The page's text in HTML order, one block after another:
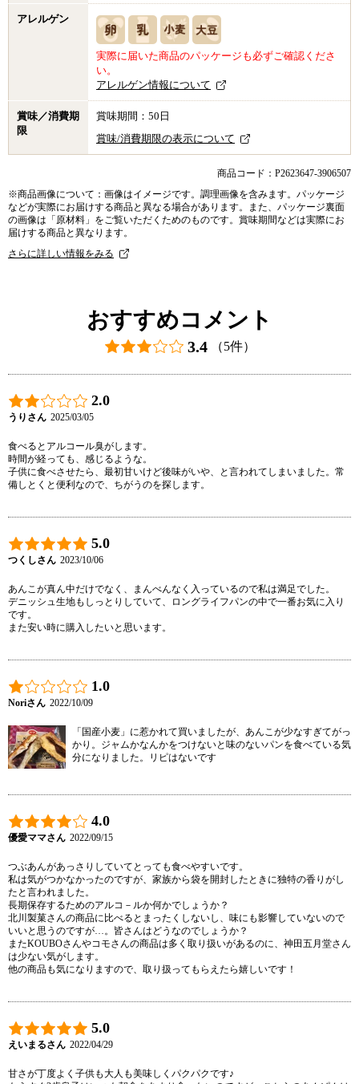
アレルゲン
実際に届いた商品のパッケージも必ずご確認くださ
い。
アレルゲン情報について
賞味／消費期
限
賞味期間：50日
賞味/消費期限の表示について
商品コード：P2623647-3906507
※商品画像について：画像はイメージです。調理画像を含みます。パッケージ
などが実際にお届けする商品と異なる場合があります。また、パッケージ裏面
の画像は「原材料」をご覧いただくためのものです。賞味期間などは実際にお
届けする商品と異なります。
さらに詳しい情報をみる
おすすめコメント
3.4 （5件）
2.0
うりさん 2025/03/05
食べるとアルコール臭がします。
時間が経っても、感じるような。
子供に食べさせたら、最初甘いけど後味がいや、と言われてしまいました。常
備しとくと便利なので、ちがうのを探します。
5.0
つくしさん 2023/10/06
あんこが真ん中だけでなく、まんべんなく入っているので私は満足でした。
デニッシュ生地もしっとりしていて、ロングライフパンの中で一番お気に入り
です。
また安い時に購入したいと思います。
1.0
Noriさん 2022/10/09
「国産小麦」に惹かれて買いましたが、あんこが少なすぎてがっ
かり。ジャムかなんかをつけないと味のないパンを食べている気
分になりました。リピはないです
4.0
優愛ママさん 2022/09/15
つぶあんがあっさりしていてとっても食べやすいです。
私は気がつかなかったのですが、家族から袋を開封したときに独特の香りがし
たと言われました。
長期保存するためのアルコ－ルか何かでしょうか？
北川製菓さんの商品に比べるとまったくしないし、味にも影響していないので
いいと思うのですが…。皆さんはどうなのでしょうか？
またKOUBOさんやコモさんの商品は多く取り扱いがあるのに、神田五月堂さん
は少ない気がします。
他の商品も気になりますので、取り扱ってもらえたら嬉しいです！
5.0
えいまるさん 2022/04/29
甘さが丁度よく子供も大人も美味しくパクパクです♪